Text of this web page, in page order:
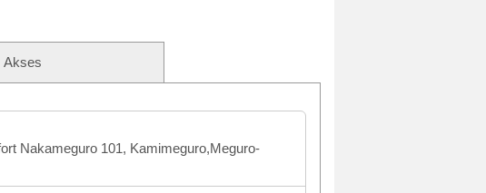
Akses
Nakameguro 101, Kamimeguro,Meguro-